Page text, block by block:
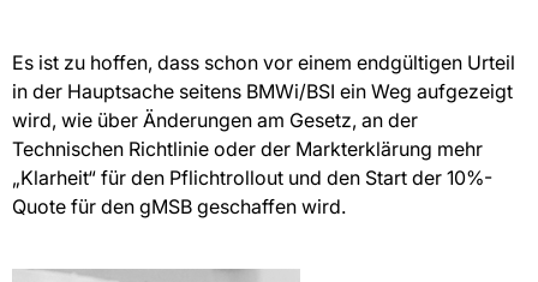
Es ist zu hoffen, dass schon vor einem endgültigen Urteil
in der Hauptsache seitens BMWi/BSI ein Weg aufgezeigt
wird, wie über Änderungen am Gesetz, an der
Technischen Richtlinie oder der Markterklärung mehr
„Klarheit“ für den Pflichtrollout und den Start der 10%-
Quote für den gMSB geschaffen wird.